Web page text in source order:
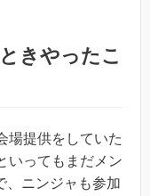
きやったこ
場提供をしていた
いってもまだメン
、ニンジャも参加